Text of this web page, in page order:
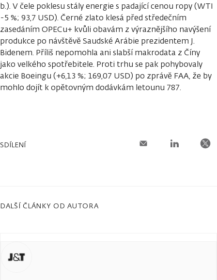
b.). V čele poklesu stály energie s padající cenou ropy (WTI
-5 %; 93,7 USD). Černé zlato klesá před středečním
zasedáním OPECu+ kvůli obavám z výraznějšího navýšení
produkce po návštěvě Saudské Arábie prezidentem J.
Bidenem. Příliš nepomohla ani slabší makrodata z Číny
jako velkého spotřebitele. Proti trhu se pak pohybovaly
akcie Boeingu (+6,13 %; 169,07 USD) po zprávě FAA, že by
mohlo dojít k opětovným dodávkám letounu 787.
SDÍLENÍ
DALŠÍ ČLÁNKY OD AUTORA